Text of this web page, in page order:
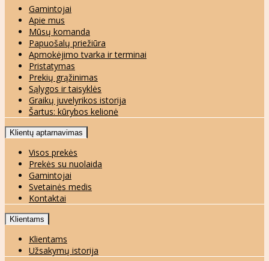
Gamintojai
Apie mus
Mūsų komanda
Papuošalų priežiūra
Apmokėjimo tvarka ir terminai
Pristatymas
Prekių grąžinimas
Sąlygos ir taisyklės
Graikų juvelyrikos istorija
Šartus: kūrybos kelionė
Klientų aptarnavimas
Visos prekės
Prekės su nuolaida
Gamintojai
Svetainės medis
Kontaktai
Klientams
Klientams
Užsakymų istorija